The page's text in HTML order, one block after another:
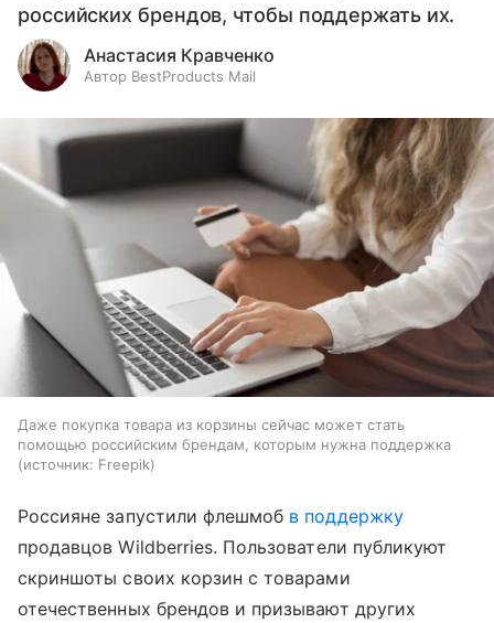
российских брендов, чтобы поддержать их.
Анастасия Кравченко
Автор BestProducts Mail
Даже покупка товара из корзины сейчас может стать
помощью российским брендам, которым нужна поддержка
источник: Freepik
Россияне запустили флешмоб в поддержку
продавцов Wildberries. Пользователи публикуют
скриншоты своих корзин с товарами
отечественных брендов и призывают других